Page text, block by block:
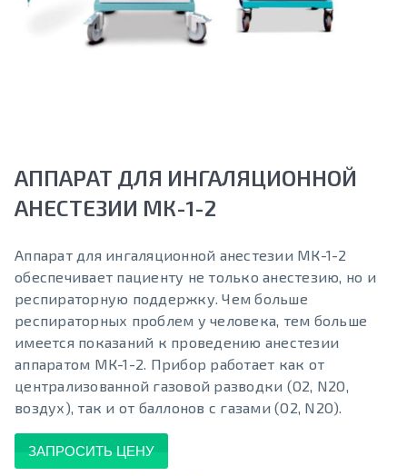
АППАРАТ ДЛЯ ИНГАЛЯЦИОННОЙ
АНЕСТЕЗИИ МК-1-2
Аппарат для ингаляционной анестезии МК-1-2
обеспечивает пациенту не только анестезию, но и
респираторную поддержку. Чем больше
респираторных проблем у человека, тем больше
имеется показаний к проведению анестезии
аппаратом МК-1-2. Прибор работает как от
централизованной газовой разводки (О2, N2O,
воздух), так и от баллонов с газами (О2, N2O).
ЗАПРОСИТЬ ЦЕНУ